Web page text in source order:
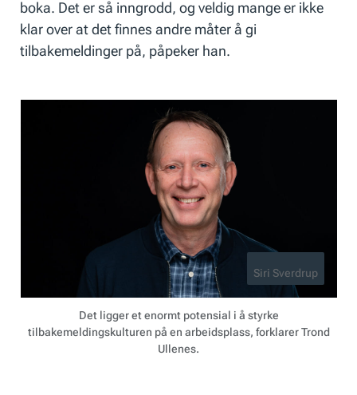
boka. Det er så inngrodd, og veldig mange er ikke
klar over at det finnes andre måter å gi
tilbakemeldinger på, påpeker han.
Siri Sverdrup
Det ligger et enormt potensial i å styrke
tilbakemeldingskulturen på en arbeidsplass, forklarer Trond
Ullenes.